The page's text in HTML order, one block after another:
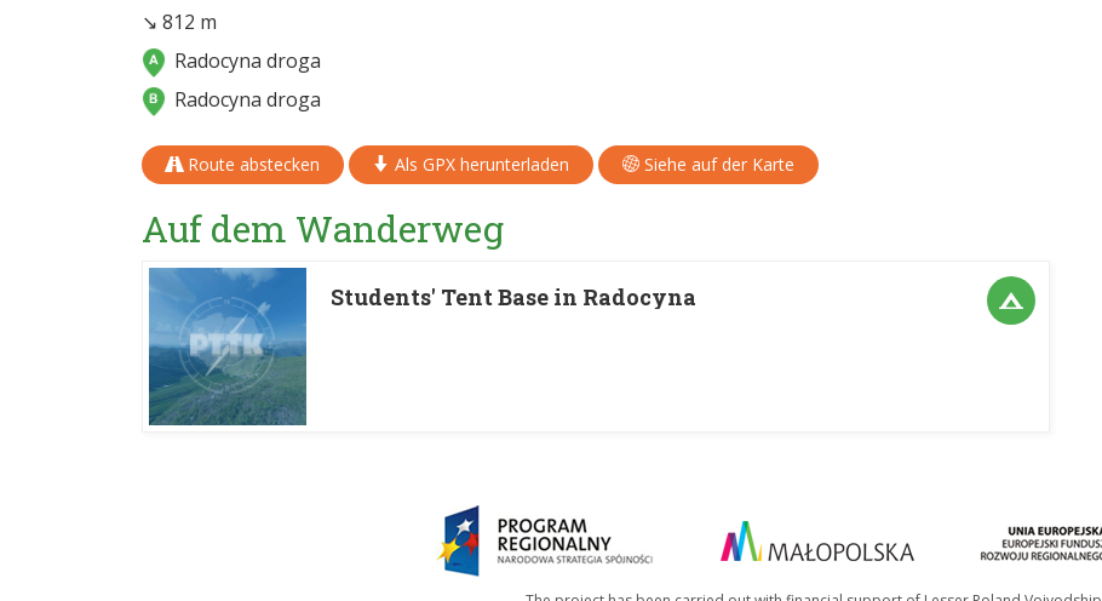
↘ 812 m
Radocyna droga
Radocyna droga
Route abstecken Als GPX herunterladen Siehe auf der Karte
Auf dem Wanderweg
Students' Tent Base in Radocyna